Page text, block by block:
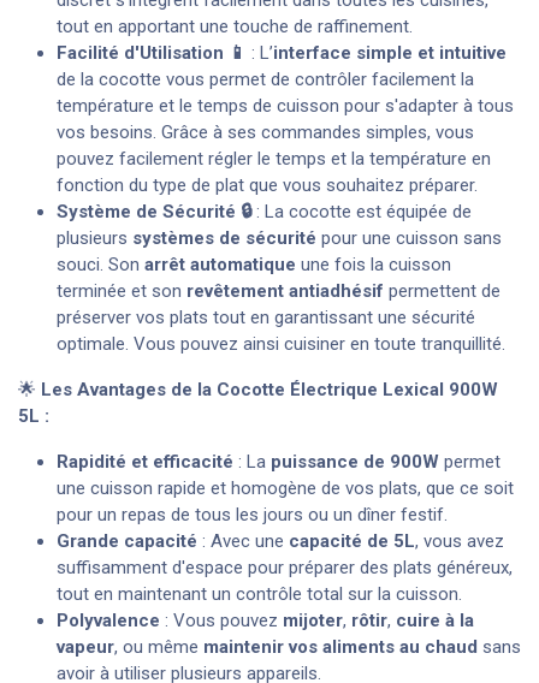
tout en apportant une touche de raffinement.
Facilité d'Utilisation 📱 : L’interface simple et intuitive
de la cocotte vous permet de contrôler facilement la
température et le temps de cuisson pour s'adapter à tous
vos besoins. Grâce à ses commandes simples, vous
pouvez facilement régler le temps et la température en
fonction du type de plat que vous souhaitez préparer.
Système de Sécurité 🔒: La cocotte est équipée de
plusieurs systèmes de sécurité pour une cuisson sans
souci. Son arrêt automatique une fois la cuisson
terminée et son revêtement antiadhésif permettent de
préserver vos plats tout en garantissant une sécurité
optimale. Vous pouvez ainsi cuisiner en toute tranquillité.
🌟 Les Avantages de la Cocotte Électrique Lexical 900W
5L :
Rapidité et efficacité : La puissance de 900W permet
une cuisson rapide et homogène de vos plats, que ce soit
pour un repas de tous les jours ou un dîner festif.
Grande capacité : Avec une capacité de 5L, vous avez
suffisamment d'espace pour préparer des plats généreux,
tout en maintenant un contrôle total sur la cuisson.
Polyvalence : Vous pouvez mijoter, rôtir, cuire à la
vapeur, ou même maintenir vos aliments au chaud sans
avoir à utiliser plusieurs appareils.